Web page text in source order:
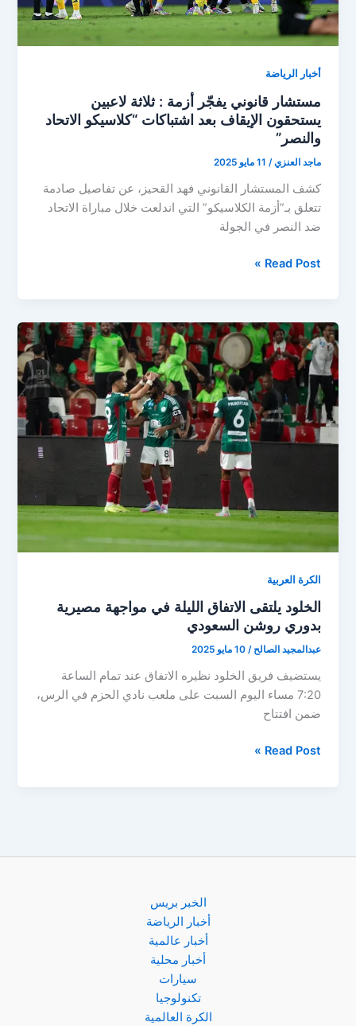
أخبار الرياضة
مستشار قانوني يفجّر أزمة : ثلاثة لاعبين
يستحقون الإيقاف بعد اشتباكات “كلاسيكو الاتحاد
والنصر”
ماجد العنزي/ 11 مايو 2025
كشف المستشار القانوني فهد القحيز، عن تفاصيل صادمة
تتعلق بـ”أزمة الكلاسيكو” التي اندلعت خلال مباراة الاتحاد
ضد النصر في الجولة
مستشار
أزمة
:
ثلاثة
لاعبين
يستحقون
الإيقاف
بعد
والنصر”
Read Post »
الكرة العربية
الخلود يلتقى الاتفاق الليلة في مواجهة مصيرية
بدوري روشن السعودي
عبدالمجيد الصالح/10 مايو 2025
يستضيف فريق الخلود نظيره الاتفاق عند تمام الساعة
7:20 مساء اليوم السبت على ملعب نادي الحزم في الرس،
ضمن افتتاح
الخلود
Read Post »
الخبر بريس
أخبار الرياضة
أخبار عالمية
أخبار محلية
سيارات
تكنولوجيا
الكرة العالمية